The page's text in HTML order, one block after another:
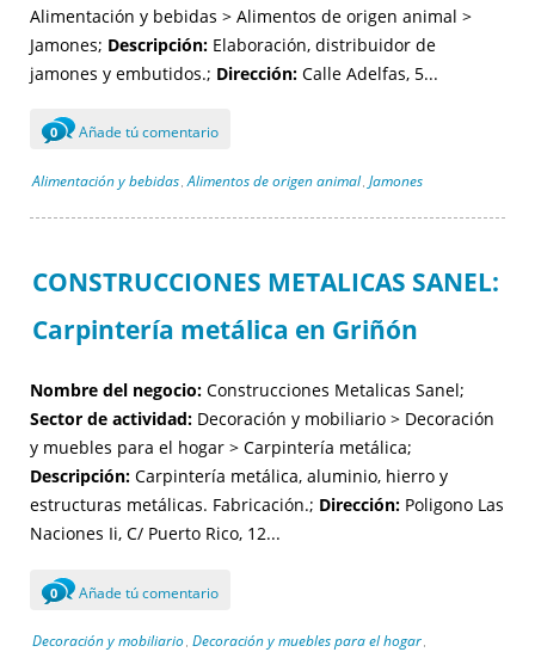
Alimentación y bebidas > Alimentos de origen animal >
Jamones; Descripción: Elaboración, distribuidor de
jamones y embutidos.; Dirección: Calle Adelfas, 5...
0 Añade tú comentario
Alimentación y bebidas , Alimentos de origen animal , Jamones
CONSTRUCCIONES METALICAS SANEL:
Carpintería metálica en Griñón
Nombre del negocio: Construcciones Metalicas Sanel;
Sector de actividad: Decoración y mobiliario > Decoración
y muebles para el hogar > Carpintería metálica;
Descripción: Carpintería metálica, aluminio, hierro y
estructuras metálicas. Fabricación.; Dirección: Poligono Las
Naciones Ii, C/ Puerto Rico, 12...
0 Añade tú comentario
Decoración y mobiliario , Decoración y muebles para el hogar ,